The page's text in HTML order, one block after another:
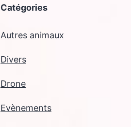
Catégories
Autres animaux
Divers
Drone
Evènements